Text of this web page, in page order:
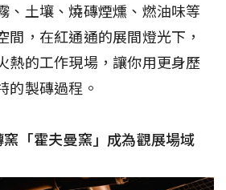
、土壤、燒磚煙燻、燃油味等
間，在紅通通的展間燈光下，
熱的工作現場，讓你用更身歷
的製磚過程。
「霍夫曼窯」成為觀展場域